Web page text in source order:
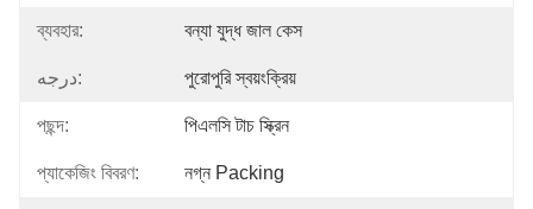
ব্যবহার: বন্যা যুদ্ধ জাল কেস
درجه: পুরোপুরি স্বয়ংক্রিয়
পছন্দ: পিএলসি টাচ স্ক্রিন
প্যাকেজিং বিবরণ: নগ্ন Packing